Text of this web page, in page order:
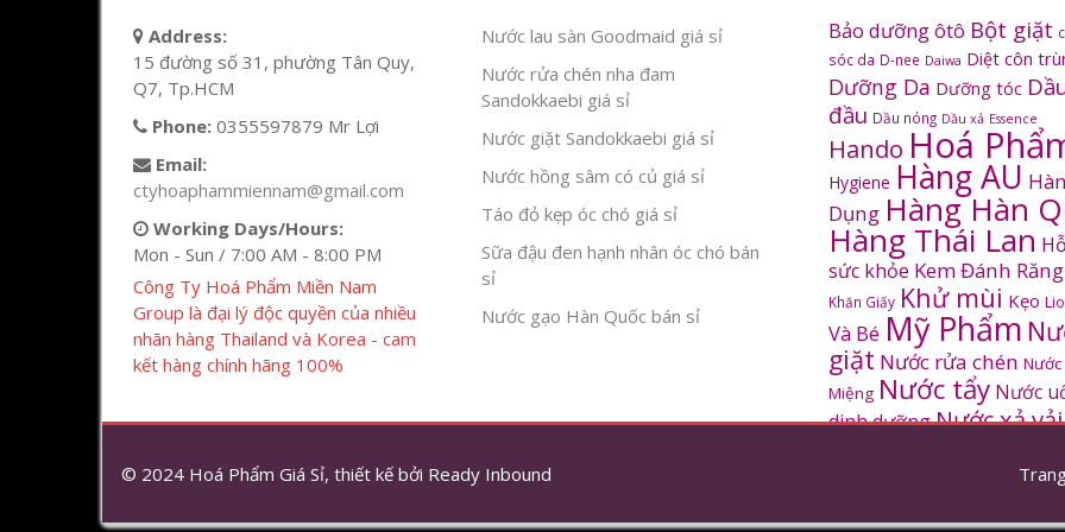
Address:
15 đường số 31, phường Tân Quy,
Q7, Tp.HCM
Phone: 0355597879 Mr Lợi
Email:
ctyhoaphammiennam@gmail.com
Working Days/Hours:
Mon - Sun / 7:00 AM - 8:00 PM
Công Ty Hoá Phẩm Miền Nam
Group là đại lý độc quyền của nhiều
nhãn hàng Thailand và Korea - cam
kết hàng chính hãng 100%
Nước lau sàn Goodmaid giá sỉ
Nước rửa chén nha đam
Sandokkaebi giá sỉ
Nước giặt Sandokkaebi giá sỉ
Nước hồng sâm có củ giá sỉ
Táo đỏ kẹp óc chó giá sỉ
Sữa đậu đen hạnh nhân óc chó bán
sỉ
Nước gạo Hàn Quốc bán sỉ
Bảo dưỡng ôtô Bột giặt
sóc da D-nee Daiwa Diệt côn
Dưỡng Da Dưỡng tóc
đầu Dầu nóng Dầu xả Essence
Hando Hoá
Hygiene Hàng AU
Dụng Hàng Hàn
Hàng Thái Lan
sức khỏe Kem Đánh Răng
Khăn Giấy Khử mùi Kẹo
Và Bé Mỹ Phẩm
giặt Nước rửa chén Nước
Miệng Nước tẩy Nước
dinh dưỡngNước xả vải
Sâm Hàn Quốc
© 2024 Hoá Phẩm Giá Sỉ, thiết kế bởi Ready Inbound